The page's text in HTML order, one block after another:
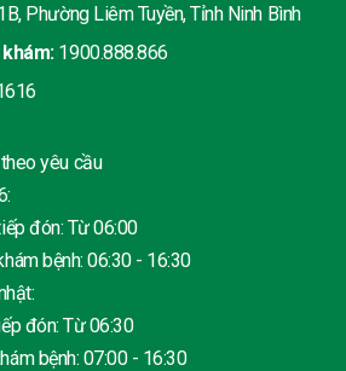
Phường Liêm Tuyền, Tỉnh Ninh Bình
1900.888.866
yêu cầu
đón: Từ 06:00
bệnh: 06:30 - 16:30
đón: Từ 06:30
bệnh: 07:00 - 16:30